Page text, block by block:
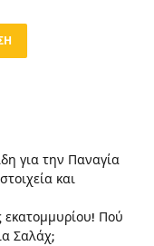
για την Παναγία
και
Πού
Σαλάχ;